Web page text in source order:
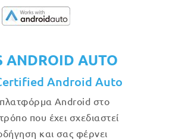
ANDROID AUTO
Android Auto
πλατφόρμα Android στο
που έχει σχεδιαστεί
και σας φέρνει